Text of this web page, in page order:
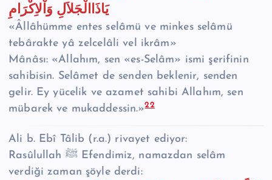
يَاذَاالْجَلاَلِ وَاْلاِكْرَامِ
«Âllâhümme entes selâmü ve minkes selâmü
tebârakte yâ zelcelâli vel ikrâm»
Mânâsı: «Allahım, sen «es-Selâm» ismi şerifinin
sahibisin. Selâmet de senden beklenir, senden
gelir. Ey yücelik ve azamet sahibi Allahım, sen
mübarek ve mukaddessin.»22
Ali b. Ebî Tâlib (r.a.) rivayet ediyor:
Rasûlullah ﷺ Efendimiz, namazdan selâm
verdiği zaman şöyle derdi: